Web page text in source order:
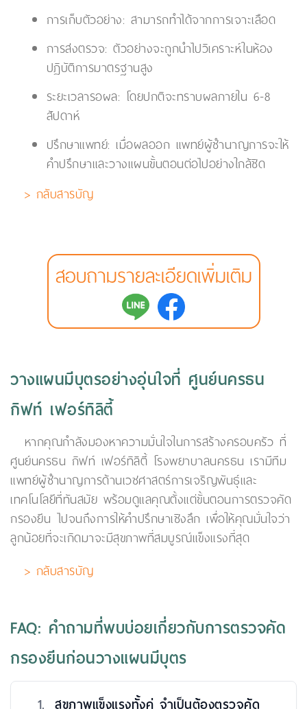
การเก็บตัวอย่าง: สามารถทำได้จากการเจาะเลือด
การส่งตรวจ: ตัวอย่างจะถูกนำไปวิเคราะห์ในห้อง
ปฏิบัติการมาตรฐานสูง
ระยะเวลารอผล: โดยปกติจะทราบผลภายใน 6-8
สัปดาห์
ปรึกษาแพทย์: เมื่อผลออก แพทย์ผู้ชำนาญการจะให้
คำปรึกษาและวางแผนขั้นตอนต่อไปอย่างใกล้ชิด
> กลับสารบัญ
สอบถามรายละเอียดเพิ่มเติม
วางแผนมีบุตรอย่างอุ่นใจที่ ศูนย์นครธน
กิฟท์ เฟอร์ทิลิตี้
หากคุณกำลังมองหาความมั่นใจในการสร้างครอบครัว ที่
ศูนย์นครธน กิฟท์ เฟอร์ทิลิตี้ โรงพยาบาลนครธน เรามีทีม
แพทย์ผู้ชำนาญการด้านเวชศาสตร์การเจริญพันธุ์และ
เทคโนโลยีที่ทันสมัย พร้อมดูแลคุณตั้งแต่ขั้นตอนการตรวจคัด
กรองยีน ไปจนถึงการให้คำปรึกษาเชิงลึก เพื่อให้คุณมั่นใจว่า
ลูกน้อยที่จะเกิดมาจะมีสุขภาพที่สมบูรณ์แข็งแรงที่สุด
> กลับสารบัญ
FAQ: คำถามที่พบบ่อยเกี่ยวกับการตรวจคัด
กรองยีนก่อนวางแผนมีบุตร
1. สุขภาพแข็งแรงทั้งคู่ จำเป็นต้องตรวจคัด